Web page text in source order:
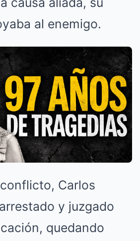
al enemigo.
Carlos
y juzgado
quedando